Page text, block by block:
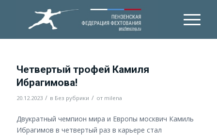
Четвертый трофей Камиля
Ибрагимова!
20.12.2023 / в Без рубрики / от milena
Двукратный чемпион мира и Европы москвич Камиль
Ибрагимов в четвертый раз в карьере стал